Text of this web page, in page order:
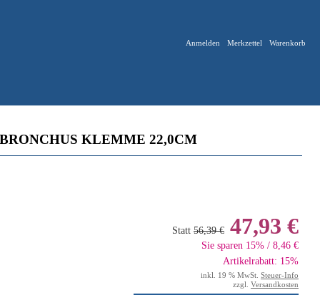
Anmelden Merkzettel Warenkorb
KLEMME 22,0CM
Statt 56,39 € 47,93 €
Sie sparen 15% / 8,46 €
Artikelrabatt: 15%
inkl. 19 % MwSt. Steuer-Info
zzgl. Versandkosten